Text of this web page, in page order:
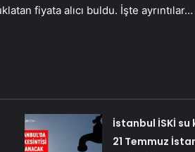
fiyata alıcı buldu. İşte ayrıntılar…
İstanbul İSKİ
21 Temmuz